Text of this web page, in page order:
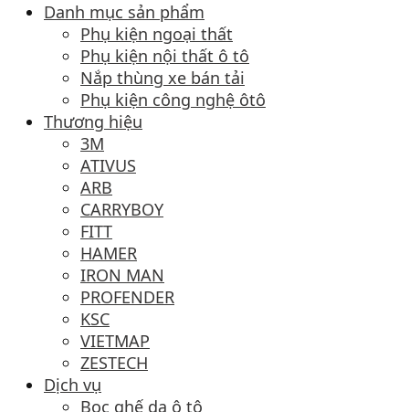
Danh mục sản phẩm
Phụ kiện ngoại thất
Phụ kiện nội thất ô tô
Nắp thùng xe bán tải
Phụ kiện công nghệ ôtô
Thương hiệu
3M
ATIVUS
ARB
CARRYBOY
FITT
HAMER
IRON MAN
PROFENDER
KSC
VIETMAP
ZESTECH
Dịch vụ
Bọc ghế da ô tô